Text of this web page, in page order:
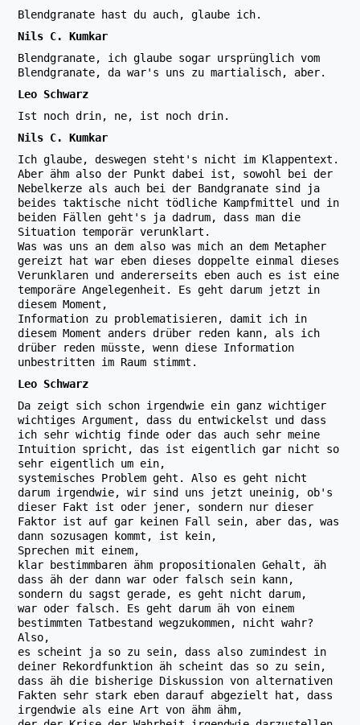
Blendgranate hast du auch, glaube ich.
Nils C. Kumkar
Blendgranate, ich glaube sogar ursprünglich vom
Blendgranate, da war's uns zu martialisch, aber.
Leo Schwarz
Ist noch drin, ne, ist noch drin.
Nils C. Kumkar
Ich glaube, deswegen steht's nicht im Klappentext.
Aber ähm also der Punkt dabei ist, sowohl bei der
Nebelkerze als auch bei der Bandgranate sind ja
beides taktische nicht tödliche Kampfmittel und in
beiden Fällen geht's ja dadrum, dass man die
Situation temporär verunklart.
Was was uns an dem also was mich an dem Metapher
gereizt hat war eben dieses doppelte einmal dieses
Verunklaren und andererseits eben auch es ist eine
temporäre Angelegenheit. Es geht darum jetzt in
diesem Moment,
Information zu problematisieren, damit ich in
diesem Moment anders drüber reden kann, als ich
drüber reden müsste, wenn diese Information
unbestritten im Raum stimmt.
Leo Schwarz
Da zeigt sich schon irgendwie ein ganz wichtiger
wichtiges Argument, dass du entwickelst und dass
ich sehr wichtig finde oder das auch sehr meine
Intuition spricht, das ist eigentlich gar nicht so
sehr eigentlich um ein,
systemisches Problem geht. Also es geht nicht
darum irgendwie, wir sind uns jetzt uneinig, ob's
dieser Fakt ist oder jener, sondern nur dieser
Faktor ist auf gar keinen Fall sein, aber das, was
dann sozusagen kommt, ist kein,
Sprechen mit einem,
klar bestimmbaren ähm propositionalen Gehalt, äh
dass äh der dann war oder falsch sein kann,
sondern du sagst gerade, es geht nicht darum,
war oder falsch. Es geht darum äh von einem
bestimmten Tatbestand wegzukommen, nicht wahr?
Also,
es scheint ja so zu sein, dass also zumindest in
deiner Rekordfunktion äh scheint das so zu sein,
dass äh die bisherige Diskussion von alternativen
Fakten sehr stark eben darauf abgezielt hat, dass
irgendwie als eine Art von ähm ähm,